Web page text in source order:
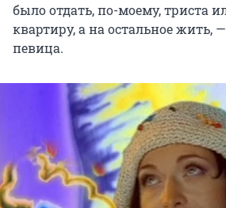
было отдать, по-моему, триста
квартиру, а на остальное жить,
певица.